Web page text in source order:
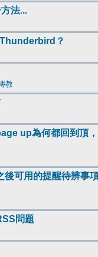
法...
？
教
up為何都回到頂，
後可用的提醒待辨事
問題